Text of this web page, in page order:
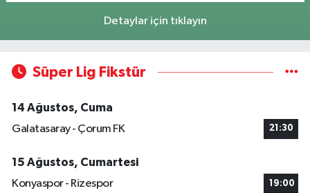
Detaylar için tıklayın
Süper Lig Fikstür
14 Ağustos, Cuma
Galatasaray - Çorum FK
21:30
15 Ağustos, Cumartesi
Konyaspor - Rizespor
19:00